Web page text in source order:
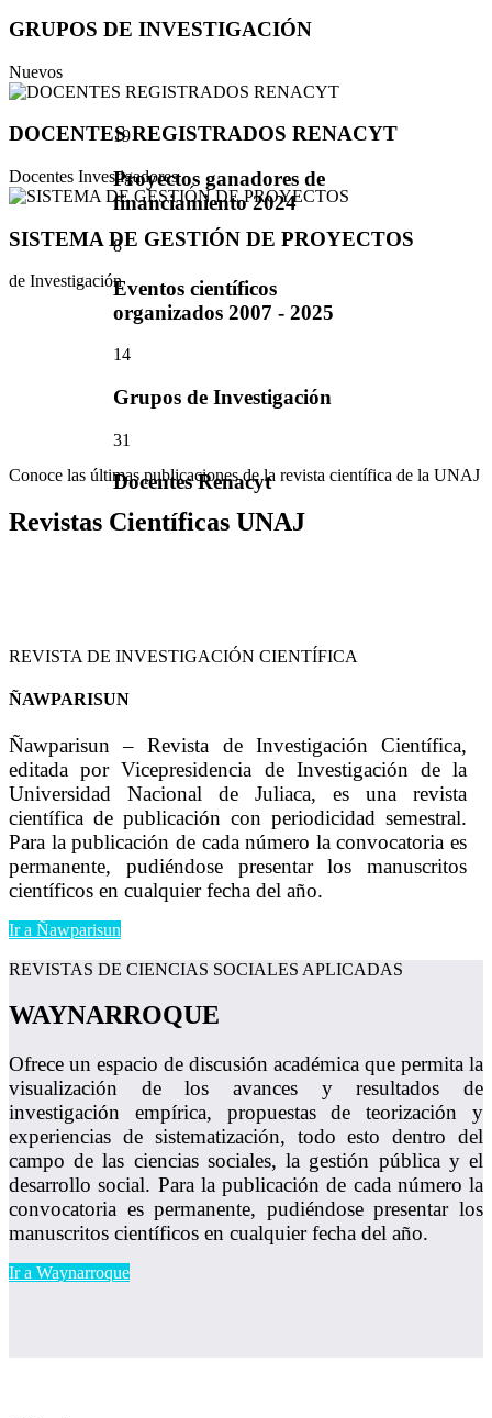
GRUPOS DE INVESTIGACIÓN
Nuevos
DOCENTES REGISTRADOS RENACYT
Docentes Investigadores
SISTEMA DE GESTIÓN DE PROYECTOS
de Investigación
19
Proyectos ganadores de
financiamiento 2024
8
Eventos científicos
organizados 2007 - 2025
14
Grupos de Investigación
31
Docentes Renacyt
Conoce las últimas publicaciones de la revista científica de la UNAJ
Revistas Científicas UNAJ
REVISTA DE INVESTIGACIÓN CIENTÍFICA
ÑAWPARISUN
Ñawparisun – Revista de Investigación Científica,
editada por Vicepresidencia de Investigación de la
Universidad Nacional de Juliaca, es una revista
científica de publicación con periodicidad semestral.
Para la publicación de cada número la convocatoria es
permanente, pudiéndose presentar los manuscritos
científicos en cualquier fecha del año.
Ir a Ñawparisun
REVISTAS DE CIENCIAS SOCIALES APLICADAS
WAYNARROQUE
Ofrece un espacio de discusión académica que permita la
visualización de los avances y resultados de
investigación empírica, propuestas de teorización y
experiencias de sistematización, todo esto dentro del
campo de las ciencias sociales, la gestión pública y el
desarrollo social. Para la publicación de cada número la
convocatoria es permanente, pudiéndose presentar los
manuscritos científicos en cualquier fecha del año.
Ir a Waynarroque